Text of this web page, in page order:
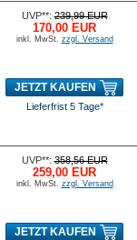
UVP**:239,99 EUR
170,00 EUR
inkl. MwSt. zzgl. Versand
JETZT KAUFEN
Lieferfrist 5 Tage*
UVP**:358,56 EUR
259,00 EUR
inkl. MwSt. zzgl. Versand
JETZT KAUFEN